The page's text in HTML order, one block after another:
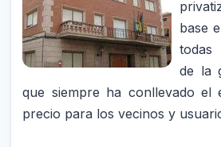
base
todas
de la
que siempre ha conllevado el
precio para los vecinos y